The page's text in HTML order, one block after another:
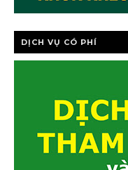
DỊCH VỤ CÓ PHÍ